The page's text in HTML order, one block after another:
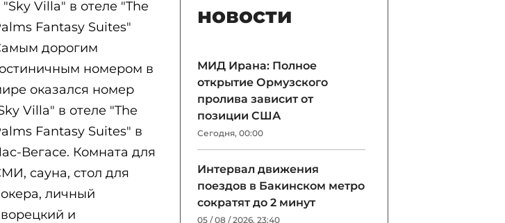
"Sky Villa" в отеле "The
Fantasy Suites"
дорогим
номером в
оказался номер
Villa" в отеле "The
Fantasy Suites" в
Вегасе. Комната для
сауна, стол для
личный
и
новости
МИД Ирана: Полное
открытие Ормузского
пролива зависит от
позиции США
Сегодня, 00:00
Интервал движения
поездов в Бакинском метро
сократят до 2 минут
05 / 08 / 2026, 23:40